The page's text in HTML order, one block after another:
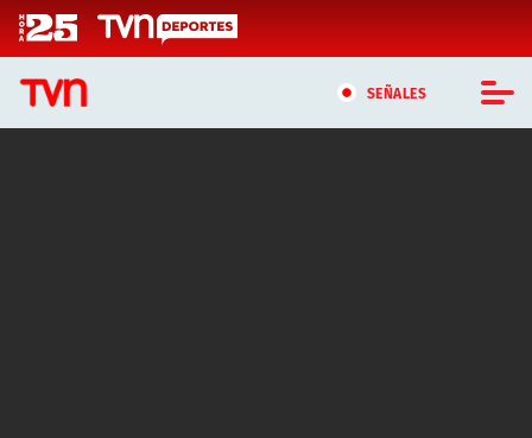
Click acá para ir directamente al contenido
SEÑALES